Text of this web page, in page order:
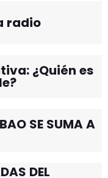
radio
¿Quién es
SE SUMA A
DEL